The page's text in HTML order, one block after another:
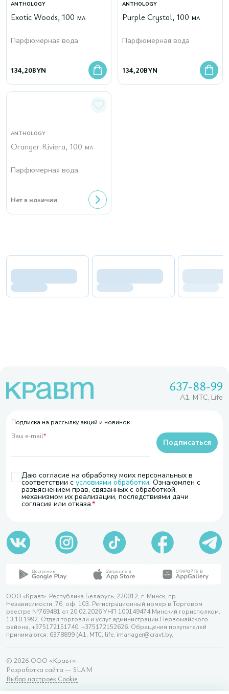
ANTHOLOGY
Exotic Woods, 100 мл
Парфюмерная вода
134,20BYN
ANTHOLOGY
Purple Crystal, 100 мл
Парфюмерная вода
134,20BYN
ANTHOLOGY
Oranger Riviera, 100 мл
Парфюмерная вода
Нет в наличии
637-88-99
A1, МТС, Life
Подписка на рассылку акций и новинок
Ваш e-mail*
Даю согласие на обработку моих персональных в
соответствии с условиями обработки. Ознакомлен с
разъяснением прав, связанных с обработкой,
механизмом их реализации, последствиями дачи
согласия или отказа.
Подписаться
ООО «Кравт». Республика Беларусь, 220012, г. Минск, пр.
Независимости, 76, оф. 103. Регистрационный номер в Торговом
реестре №769481 от 20.02.2026 УНП 100149474 Минский горисполком,
13.10.1992. Отдел торговли и услуг администрации Первомайского
района, +375172151740; +375172152626. Обращения покупателей
принимаются: 6378899 (А1, МТС, life, imanager@cravt.by.
© 2026 ООО «Кравт»
Разработка сайта — SLAM
Выбор настроек Cookie